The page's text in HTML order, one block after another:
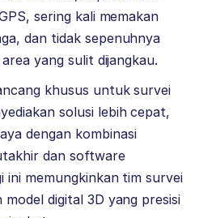
sering kali memakan
dan tidak sepenuhnya
yang sulit dijangkau.
khusus untuk survei
solusi lebih cepat,
dengan kombinasi
dan software
ini memungkinkan tim survei
digital 3D yang presisi